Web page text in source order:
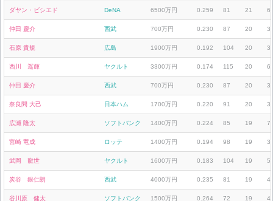
ダヤン・ビシエド DeNA 6500万円 0.259 81 21 6
仲田 慶介 西武 700万円 0.230 87 20 3
石原 貴規 広島 1900万円 0.192 104 20 3
西川 遥輝 ヤクルト 3300万円 0.174 115 20 6
仲田 慶介 西武 700万円 0.230 87 20 3
奈良間 大己 日本ハム 1700万円 0.220 91 20 3
広瀬 隆太 ソフトバンク 1400万円 0.224 85 19 7
宮崎 竜成 ロッテ 1400万円 0.194 98 19 3
武岡 龍世 ヤクルト 1600万円 0.183 104 19 5
炭谷 銀仁朗 西武 4000万円 0.235 81 19 4
谷川原 健太 ソフトバンク 1500万円 0.264 72 19 4